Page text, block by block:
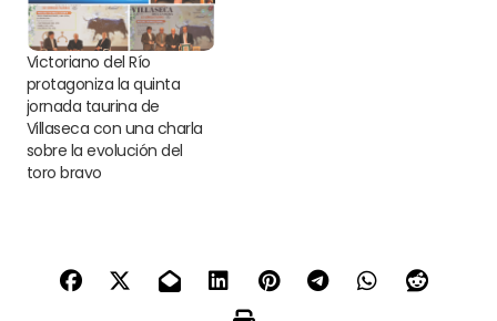
Victoriano del Río
protagoniza la quinta
jornada taurina de
Villaseca con una charla
sobre la evolución del
toro bravo